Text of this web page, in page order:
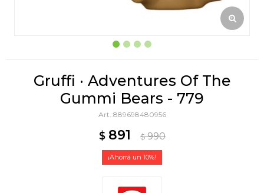
Gruffi · Adventures Of The
Gummi Bears - 779
889698480956
$ 891 $ 990
10